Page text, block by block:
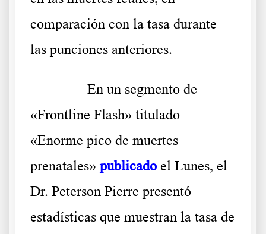
comparación con la tasa durante
las punciones anteriores.
En un segmento de
«Frontline Flash» titulado
«Enorme pico de muertes
prenatales» publicado el Lunes, el
Dr. Peterson Pierre presentó
estadísticas que muestran la tasa de